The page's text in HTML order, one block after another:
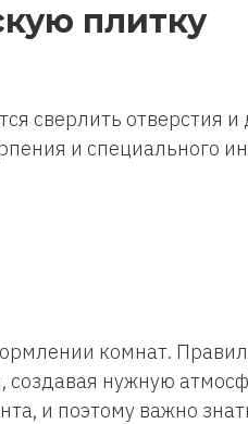
плитку
сверлить отверстия
и специального
комнат.
нужную
и поэтому важно